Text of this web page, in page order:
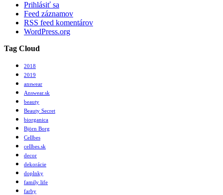
Prihlásiť sa
Feed záznamov
RSS feed komentárov
WordPress.org
Tag Cloud
2018
2019
answear
Answear.sk
beauty
Beauty Secret
biorganica
Björn Borg
Cellbes
cellbes.sk
decor
dekorácie
doplnky
family life
farby